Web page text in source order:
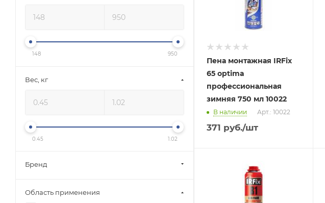
Пена монтажная IRFix
65 optima
профессиональная
зимняя 750 мл 10022
В наличии Арт.: 10022
371 руб./шт
148 950
Вес, кг
0.45 1.02
Бренд
Область применения